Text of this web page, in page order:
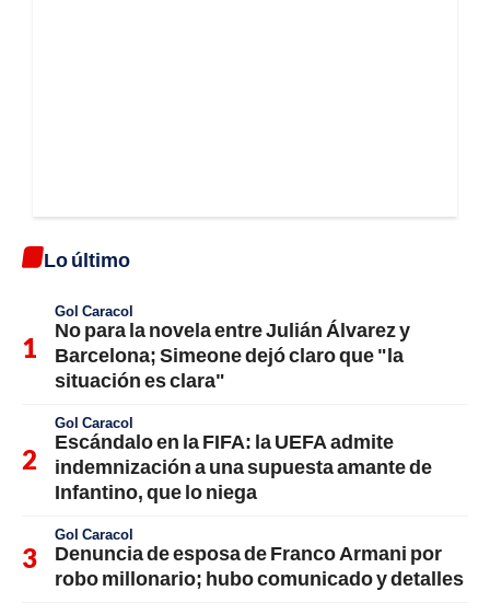
Lo último
Gol Caracol
No para la novela entre Julián Álvarez y
Barcelona; Simeone dejó claro que "la
situación es clara"
Gol Caracol
Escándalo en la FIFA: la UEFA admite
indemnización a una supuesta amante de
Infantino, que lo niega
Gol Caracol
Denuncia de esposa de Franco Armani por
robo millonario; hubo comunicado y detalles